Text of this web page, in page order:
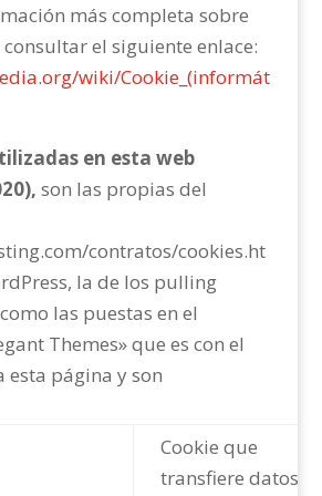
más completa sobre
el siguiente enlace:
wiki/Cookie_(informát
en esta web
son las propias del
contratos/cookies.ht
la de los pulling
las puestas en el
Themes» que es con el
esta página y son
Cookie que
transfiere datos